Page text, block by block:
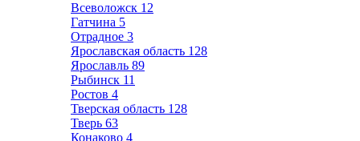
Всеволожск 12
Гатчина 5
Отрадное 3
Ярославская область 128
Ярославль 89
Рыбинск 11
Ростов 4
Тверская область 128
Тверь 63
Конаково 4